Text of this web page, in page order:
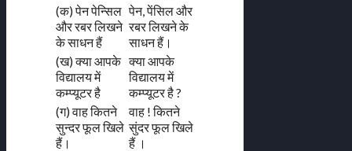
(क) पेन पेन्सिल
और रबर लिखने
के साधन हैं
पेन, पेंसिल और
रबर लिखने के
साधन हैं।
(ख) क्या आपके
विद्यालय में
कम्प्यूटर है
क्या आपके
विद्यालय में
कम्प्यूटर है ?
(ग) वाह कितने
सुन्दर फूल खिले
हैं।
वाह ! कितने
सुंदर फूल खिले
हैं ।